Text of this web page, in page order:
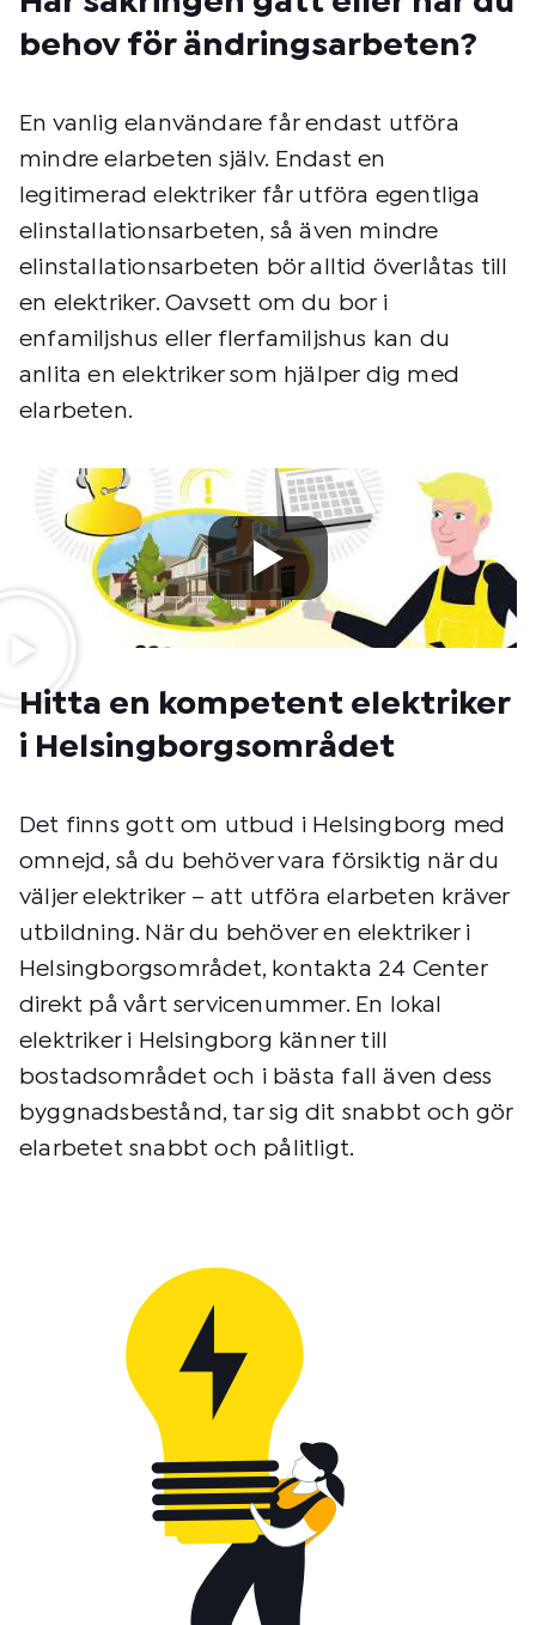
behov för ändringsarbeten?
En vanlig elanvändare får endast utföra
mindre elarbeten själv. Endast en
legitimerad elektriker får utföra egentliga
elinstallationsarbeten, så även mindre
elinstallationsarbeten bör alltid överlåtas till
en elektriker. Oavsett om du bor i
enfamiljshus eller flerfamiljshus kan du
anlita en elektriker som hjälper dig med
elarbeten.
Hitta en kompetent elektriker
i Helsingborgsområdet
Det finns gott om utbud i Helsingborg med
omnejd, så du behöver vara försiktig när du
väljer elektriker – att utföra elarbeten kräver
utbildning. När du behöver en elektriker i
Helsingborgsområdet, kontakta 24 Center
direkt på vårt servicenummer. En lokal
elektriker i Helsingborg känner till
bostadsområdet och i bästa fall även dess
byggnadsbestånd, tar sig dit snabbt och gör
elarbetet snabbt och pålitligt.